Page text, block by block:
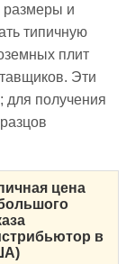
размеры и
типичную
плит
Эти
для получения
цена
в